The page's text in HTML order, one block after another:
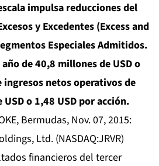
impulsa reducciones del
y Excedentes (Excess and
Especiales Admitidos.
de 40,8 millones de USD o
ingresos netos operativos de
o 1,48 USD por acción.
Bermudas, Nov. 07, 2015:
Ltd. (NASDAQ:JRVR)
financieros del tercer